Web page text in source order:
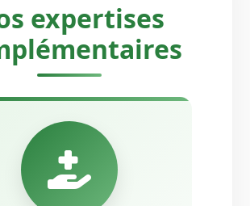
expertises